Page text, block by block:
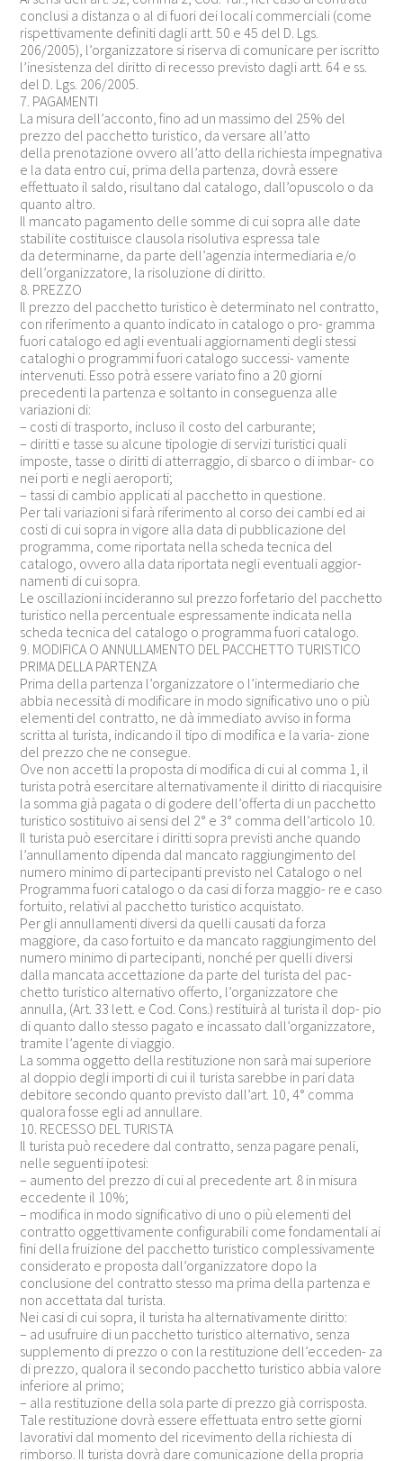
conclusi a distanza o al di fuori dei locali commerciali (come
rispettivamente definiti dagli artt. 50 e 45 del D. Lgs.
206/2005), l’organizzatore si riserva di comunicare per iscritto
l’inesistenza del diritto di recesso previsto dagli artt. 64 e ss.
del D. Lgs. 206/2005.
7. PAGAMENTI
La misura dell’acconto, fino ad un massimo del 25% del
prezzo del pacchetto turistico, da versare all’atto
della prenotazione ovvero all’atto della richiesta impegnativa
e la data entro cui, prima della partenza, dovrà essere
effettuato il saldo, risultano dal catalogo, dall’opuscolo o da
quanto altro.
Il mancato pagamento delle somme di cui sopra alle date
stabilite costituisce clausola risolutiva espressa tale
da determinarne, da parte dell’agenzia intermediaria e/o
dell’organizzatore, la risoluzione di diritto.
8. PREZZO
Il prezzo del pacchetto turistico è determinato nel contratto,
con riferimento a quanto indicato in catalogo o pro- gramma
fuori catalogo ed agli eventuali aggiornamenti degli stessi
cataloghi o programmi fuori catalogo successi- vamente
intervenuti. Esso potrà essere variato fino a 20 giorni
precedenti la partenza e soltanto in conseguenza alle
variazioni di:
– costi di trasporto, incluso il costo del carburante;
– diritti e tasse su alcune tipologie di servizi turistici quali
imposte, tasse o diritti di atterraggio, di sbarco o di imbar- co
nei porti e negli aeroporti;
– tassi di cambio applicati al pacchetto in questione.
Per tali variazioni si farà riferimento al corso dei cambi ed ai
costi di cui sopra in vigore alla data di pubblicazione del
programma, come riportata nella scheda tecnica del
catalogo, ovvero alla data riportata negli eventuali aggior-
namenti di cui sopra.
Le oscillazioni incideranno sul prezzo forfetario del pacchetto
turistico nella percentuale espressamente indicata nella
scheda tecnica del catalogo o programma fuori catalogo.
9. MODIFICA O ANNULLAMENTO DEL PACCHETTO TURISTICO
PRIMA DELLA PARTENZA
Prima della partenza l’organizzatore o l’intermediario che
abbia necessità di modificare in modo significativo uno o più
elementi del contratto, ne dà immediato avviso in forma
scritta al turista, indicando il tipo di modifica e la varia- zione
del prezzo che ne consegue.
Ove non accetti la proposta di modifica di cui al comma 1, il
turista potrà esercitare alternativamente il diritto di riacquisire
la somma già pagata o di godere dell’offerta di un pacchetto
turistico sostituivo ai sensi del 2° e 3° comma dell’articolo 10.
Il turista può esercitare i diritti sopra previsti anche quando
l’annullamento dipenda dal mancato raggiungimento del
numero minimo di partecipanti previsto nel Catalogo o nel
Programma fuori catalogo o da casi di forza maggio- re e caso
fortuito, relativi al pacchetto turistico acquistato.
Per gli annullamenti diversi da quelli causati da forza
maggiore, da caso fortuito e da mancato raggiungimento del
numero minimo di partecipanti, nonché per quelli diversi
dalla mancata accettazione da parte del turista del pac-
chetto turistico alternativo offerto, l’organizzatore che
annulla, (Art. 33 lett. e Cod. Cons.) restituirà al turista il dop- pio
di quanto dallo stesso pagato e incassato dall’organizzatore,
tramite l’agente di viaggio.
La somma oggetto della restituzione non sarà mai superiore
al doppio degli importi di cui il turista sarebbe in pari data
debitore secondo quanto previsto dall’art. 10, 4° comma
qualora fosse egli ad annullare.
10. RECESSO DEL TURISTA
Il turista può recedere dal contratto, senza pagare penali,
nelle seguenti ipotesi:
– aumento del prezzo di cui al precedente art. 8 in misura
eccedente il 10%;
– modifica in modo significativo di uno o più elementi del
contratto oggettivamente configurabili come fondamentali ai
fini della fruizione del pacchetto turistico complessivamente
considerato e proposta dall’organizzatore dopo la
conclusione del contratto stesso ma prima della partenza e
non accettata dal turista.
Nei casi di cui sopra, il turista ha alternativamente diritto:
– ad usufruire di un pacchetto turistico alternativo, senza
supplemento di prezzo o con la restituzione dell’ecceden- za
di prezzo, qualora il secondo pacchetto turistico abbia valore
inferiore al primo;
– alla restituzione della sola parte di prezzo già corrisposta.
Tale restituzione dovrà essere effettuata entro sette giorni
lavorativi dal momento del ricevimento della richiesta di
rimborso. Il turista dovrà dare comunicazione della propria